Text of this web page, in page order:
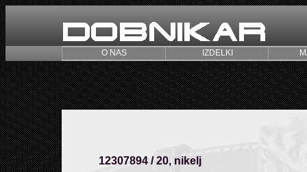
O NAS IZDELKI
12307894 / 20, nikelj